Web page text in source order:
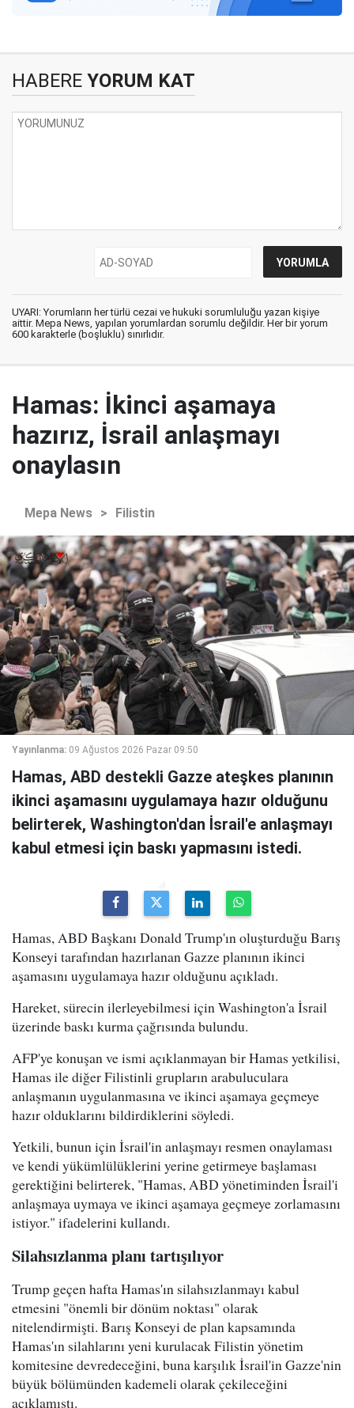
HABERE YORUM KAT
UYARI: Yorumların her türlü cezai ve hukuki sorumluluğu yazan kişiye
aittir. Mepa News, yapılan yorumlardan sorumlu değildir. Her bir yorum
600 karakterle (boşluklu) sınırlıdır.
Hamas: İkinci aşamaya
hazırız, İsrail anlaşmayı
onaylasın
Mepa News > Filistin
Yayınlanma: 09 Ağustos 2026 Pazar 09:50
Hamas, ABD destekli Gazze ateşkes planının
ikinci aşamasını uygulamaya hazır olduğunu
belirterek, Washington'dan İsrail'e anlaşmayı
kabul etmesi için baskı yapmasını istedi.
Hamas, ABD Başkanı Donald Trump'ın oluşturduğu Barış
Konseyi tarafından hazırlanan Gazze planının ikinci
aşamasını uygulamaya hazır olduğunu açıkladı.
Hareket, sürecin ilerleyebilmesi için Washington'a İsrail
üzerinde baskı kurma çağrısında bulundu.
AFP'ye konuşan ve ismi açıklanmayan bir Hamas yetkilisi,
Hamas ile diğer Filistinli grupların arabuluculara
anlaşmanın uygulanmasına ve ikinci aşamaya geçmeye
hazır olduklarını bildirdiklerini söyledi.
Yetkili, bunun için İsrail'in anlaşmayı resmen onaylaması
ve kendi yükümlülüklerini yerine getirmeye başlaması
gerektiğini belirterek, "Hamas, ABD yönetiminden İsrail'i
anlaşmaya uymaya ve ikinci aşamaya geçmeye zorlamasını
istiyor." ifadelerini kullandı.
Silahsızlanma planı tartışılıyor
Trump geçen hafta Hamas'ın silahsızlanmayı kabul
etmesini "önemli bir dönüm noktası" olarak
nitelendirmişti. Barış Konseyi de plan kapsamında
Hamas'ın silahlarını yeni kurulacak Filistin yönetim
komitesine devredeceğini, buna karşılık İsrail'in Gazze'nin
büyük bölümünden kademeli olarak çekileceğini
açıklamıştı.